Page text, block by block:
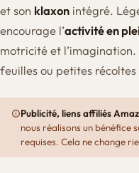
et son klaxon intégré.
encourage l’activité en
motricité et
feuilles ou petites
Publicité, liens affiliés
nous réalisons un bénéfice
requises. Cela ne change